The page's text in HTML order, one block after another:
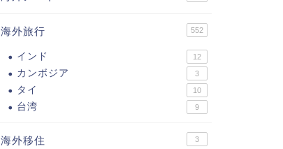
海外旅行 552
インド 12
カンボジア 3
タイ 10
台湾 9
海外移住 3